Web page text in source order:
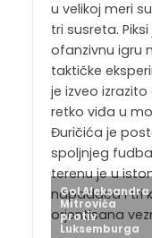
u velikoj meri
tri susreta.
ofanzivnu igru
taktičke
je izveo
retko viđa u
Đuričića je
spoljnjeg
terenu je u
napadača i tri
orjentisana
Gol Aleksandra
Mitrovića
protiv
Luksemburga